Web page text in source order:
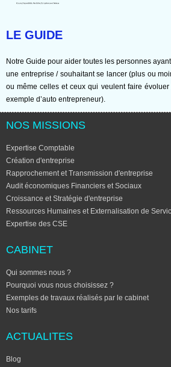
LE GUIDE
Notre Guide pour aider toutes les personnes
une entreprise / souhaitant se lancer (plus ou
ou même celles et ceux qui veulent faire
exemple d’auto entrepreneur).
NOS MISSIONS
Expertise Comptable
Création d'entreprise
Rapprochement et Transmission d'entreprise
Audit économiques Financiers et Sociaux
Croissance et Stratégie d'entreprise
Ressources Humaines et Externalisation de
Expertise des CSE
CABINET
Qui sommes nous ?
Pourquoi vous nous choisissez ?
Exemples de travaux réalisés par le cabinet
Nos tarifs
ACTUALITES
Blog